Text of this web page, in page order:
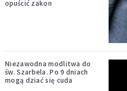
opuścić zakon
Niezawodna modlitwa do
św. Szarbela. Po 9 dniach
mogą dziać się cuda